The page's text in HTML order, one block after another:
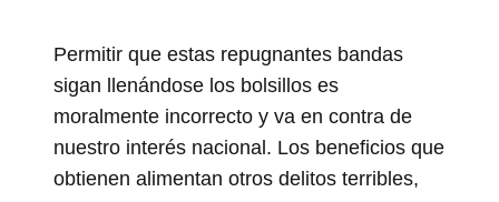
Permitir que estas repugnantes bandas
sigan llenándose los bolsillos es
moralmente incorrecto y va en contra de
nuestro interés nacional. Los beneficios que
obtienen alimentan otros delitos terribles,